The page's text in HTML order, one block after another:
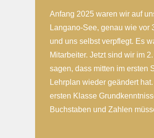
Anfang 2025 waren wir auf
Langano-See, genau wie vor
und uns selbst verpflegt. Es
Mitarbeiter. Jetzt sind wir im
sagen, dass mitten im ersten
Lehrplan wieder geändert
ersten Klasse
Buchstaben und Zahlen